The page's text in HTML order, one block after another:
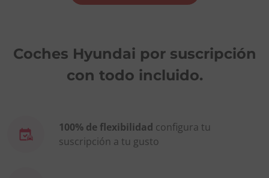
Coches Hyundai por suscripción
con todo incluido.
100% de flexibilidad configura tu
suscripción a tu gusto